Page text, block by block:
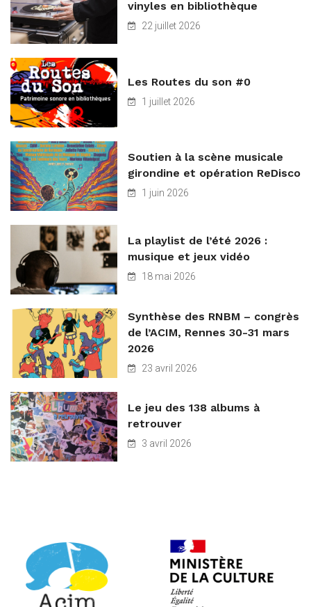
vinyles en bibliothèque
22 juillet 2026
Les Routes du son #0
1 juillet 2026
Soutien à la scène musicale
girondine et opération ReDisco
1 juin 2026
La playlist de l’été 2026 :
musique et jeux vidéo
18 mai 2026
Synthèse des RNBM – congrès
de l’ACIM, Rennes 30-31 mars
2026
23 avril 2026
Le jeu des 138 albums à
retrouver
3 avril 2026